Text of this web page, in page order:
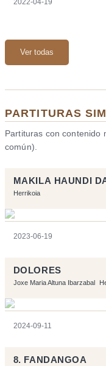
2022-04-19
Ver todas
PARTITURAS
Partituras con contenido
común).
MAKILA HAUNDI
Herrikoia
2023-06-19
DOLORES
Joxe Maria Altuna Ibarzabal
2024-09-11
8. FANDANGOA